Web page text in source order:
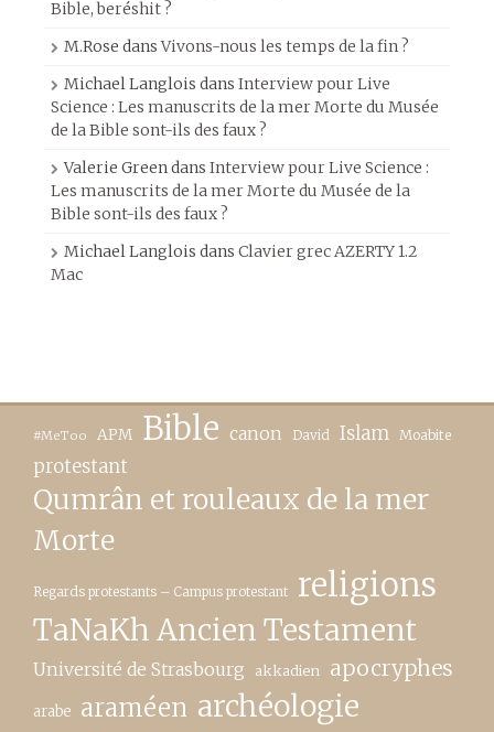
Bible, beréshit ?
M.Rose dansVivons-nous les temps de la fin ?
Michael Langlois dans Interview pour Live
Science : Les manuscrits de la mer Morte du Musée
de la Bible sont-ils des faux ?
Valerie Greendans Interview pour Live Science :
Les manuscrits de la mer Morte du Musée de la
Bible sont-ils des faux ?
Michael Langlois dans Clavier grec AZERTY 1.2
Mac
#MeToo APM Bible canon David Islam Moabite
protestant
Qumrân et rouleaux de la mer
Morte
Regards protestants – Campus protestant religions
TaNaKh Ancien Testament
Université de Strasbourg akkadien apocryphes
arabe araméen archéologie